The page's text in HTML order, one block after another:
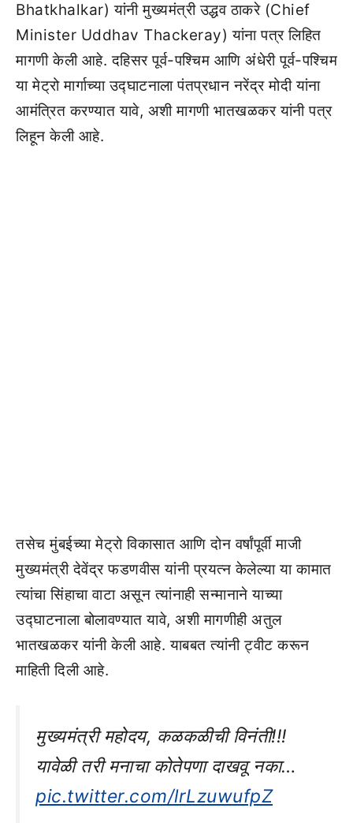
Bhatkhalkar) यांनी मुख्यमंत्री उद्धव ठाकरे (Chief
Minister Uddhav Thackeray) यांना पत्र लिहित
मागणी केली आहे. दहिसर पूर्व-पश्चिम आणि अंधेरी पूर्व-पश्चिम
या मेट्रो मार्गाच्या उद्घाटनाला पंतप्रधान नरेंद्र मोदी यांना
आमंत्रित करण्यात यावे, अशी मागणी भातखळकर यांनी पत्र
लिहून केली आहे.
तसेच मुंबईच्या मेट्रो विकासात आणि दोन वर्षांपूर्वी माजी
मुख्यमंत्री देवेंद्र फडणवीस यांनी प्रयत्न केलेल्या या कामात
त्यांचा सिंहाचा वाटा असून त्यांनाही सन्मानाने याच्या
उद्घाटनाला बोलावण्यात यावे, अशी मागणीही अतुल
भातखळकर यांनी केली आहे. याबबत त्यांनी ट्वीट करून
माहिती दिली आहे.
मुख्यमंत्री महोदय, कळकळीची विनंती!!!
यावेळी तरी मनाचा कोतेपणा दाखवू नका…
pic.twitter.com/lrLzuwufpZ